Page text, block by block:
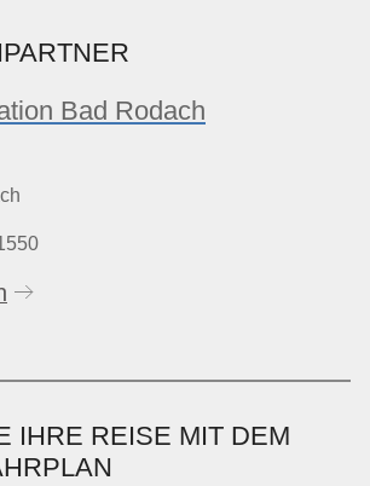
Bad Rodach
IHRE REISE MIT DEM